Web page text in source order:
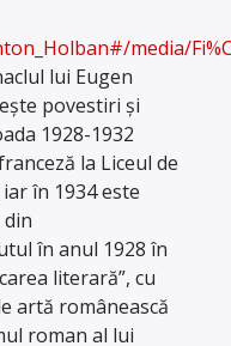
media/
lui Eugen
povestiri și
1928-1932
la Liceul de
iar în 1934 este
în anul 1928 în
literară”, cu
artă românească
roman al lui